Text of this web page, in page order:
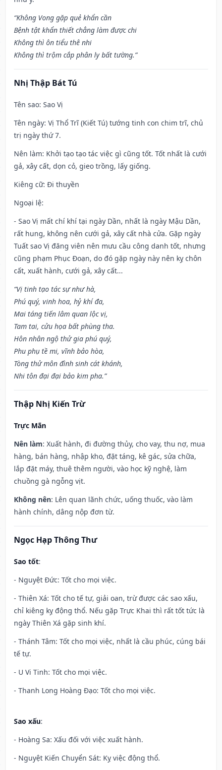
“Không Vong gặp quẻ khẩn cần
Bệnh tật khẩn thiết chẳng làm được chi
Không thì ôn tiểu thê nhi
Không thì trộm cắp phân ly bất tường.”
Nhị Thập Bát Tú
Tên sao: Sao Vị
Tên ngày: Vị Thổ Trĩ (Kiết Tú) tướng tinh con chim trĩ, chủ
trị ngày thứ 7.
Nên làm: Khởi tạo tạo tác việc gì cũng tốt. Tốt nhất là cưới
gả, xây cất, dọn cỏ, gieo trồng, lấy giống.
Kiêng cữ: Đi thuyền
Ngoại lệ:
- Sao Vị mất chí khí tại ngày Dần, nhất là ngày Mậu Dần,
rất hung, không nên cưới gả, xây cất nhà cửa. Gặp ngày
Tuất sao Vị đăng viên nên mưu cầu công danh tốt, nhưng
cũng phạm Phục Đoạn, do đó gặp ngày này nên kỵ chôn
cất, xuất hành, cưới gả, xây cất...
“Vị tinh tạo tác sự như hà,
Phú quý, vinh hoa, hỷ khí đa,
Mai táng tiến lâm quan lộc vị,
Tam tai, cửu họa bất phùng tha.
Hôn nhân ngộ thử gia phú quý,
Phu phụ tề mi, vĩnh bảo hòa,
Tòng thử môn đình sinh cát khánh,
Nhi tôn đại đại bảo kim pha.”
Thập Nhị Kiến Trừ
Trực Mãn
Nên làm: Xuất hành, đi đường thủy, cho vay, thu nợ, mua
hàng, bán hàng, nhập kho, đặt táng, kê gác, sửa chữa,
lắp đặt máy, thuê thêm người, vào học kỹ nghệ, làm
chuồng gà ngỗng vịt.
Không nên: Lên quan lãnh chức, uống thuốc, vào làm
hành chính, dâng nộp đơn từ.
Ngọc Hạp Thông Thư
Sao tốt:
- Nguyệt Đức: Tốt cho mọi việc.
- Thiên Xá: Tốt cho tế tự, giải oan, trừ được các sao xấu,
chỉ kiêng kỵ động thổ. Nếu gặp Trực Khai thì rất tốt tức là
ngày Thiên Xá gặp sinh khí.
- Thánh Tâm: Tốt cho mọi việc, nhất là cầu phúc, cúng bái
tế tự.
- U Vi Tinh: Tốt cho mọi việc.
- Thanh Long Hoàng Đạo: Tốt cho mọi việc.
Sao xấu:
- Hoàng Sa: Xấu đối với việc xuất hành.
- Nguyệt Kiến Chuyển Sát: Kỵ việc động thổ.